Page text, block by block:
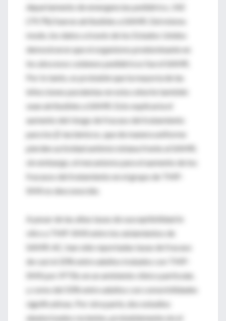
departamento de emergencias pediátrico, 142
(79.7%) fueron atribuibles a SAMR. Del mismo
modo, los datos a través de los Estados Unidos
demostraron que el organismo predominante en
los abscesos cutáneos pediátricos fue el SAMR.
Por lo tanto, es probable que la mayoría de las
infecciones purulentas en esta cohorte también
sean atribuibles a SAMR. Esto explicaría el
aumento del riesgo de fracaso del tratamiento
para los β-lactámicos, que de manera uniforme
pierden actividad antimicrobiana frente al SAMR;
sin embargo, el mecanismo para el aumento de los
fracasos del tratamiento en el grupo de TMP-
SMX es desconocido.
A pesar de las altas tasas de susceptibilidad in
vitro a TMP-SMX entre los aislamientos de
SAMR-AC, han sido reportadas tasas de fracaso
de casi el 20% entre adultos tratados con TMP-
SMX por IPTBs en un ambiente clínico particular,
y como del 50% entre adultos con comorbilidades
significativas. Por otra parte, dos estudios
aleatorizados recientes, probablemente sin el